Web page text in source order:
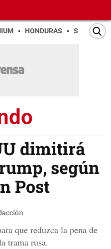
HONDURAS SAN PEDRO
dimitirá
según
Post
que reduzca la pena de
trama rusa.